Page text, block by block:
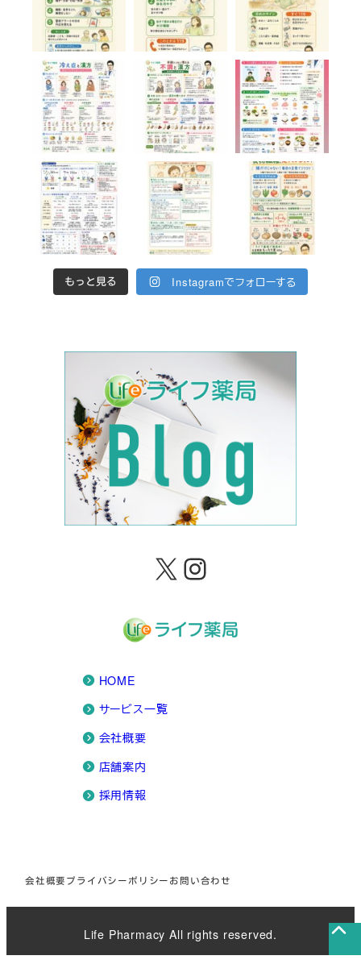
もっと見る Instagramでフォローする
X Instagram
HOME
サービス一覧
会社概要
店舗案内
採用情報
会社概要 プライバシーポリシー お問い合わせ
Life Pharmacy All rights reserved.